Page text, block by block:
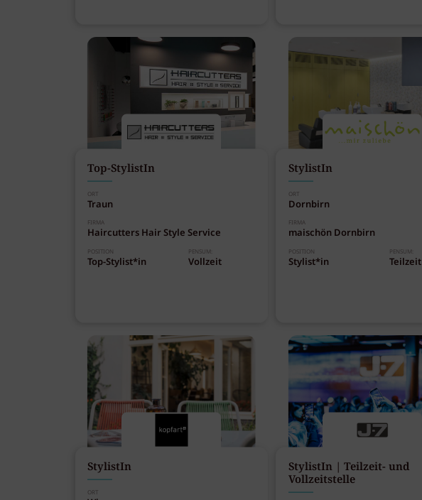
Top-StylistIn
ORT
Traun
FIRMA
Haircutters Hair Style Service
POSITION
Top-Stylist*in
PENSUM:
Vollzeit
StylistIn
ORT
Dornbirn
FIRMA
maischön Dornbirn
POSITION
Stylist*in
PENSUM:
Teilzeit
StylistIn
ORT
StylistIn | Teilzeit- und
Vollzeitstelle